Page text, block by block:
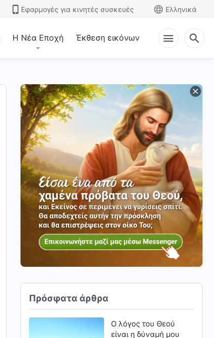
Εφαρμογές για κινητές συσκευές Ελληνικά
Η Νέα Εποχή Έκθεση εικόνων
Πρόσφατα άρθρα
Ο λόγος του Θεού
είναι η δύναμή μου